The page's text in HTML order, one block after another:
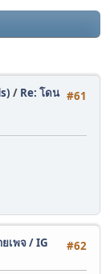
#61
/ Re: โดน
#62
เพจ / IG